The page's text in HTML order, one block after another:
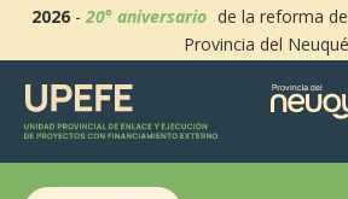
2026-20° aniversario de la reforma
Provincia del